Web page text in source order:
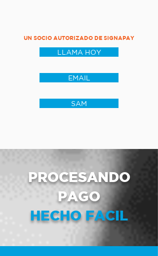
UN SOCIO AUTORIZADO DE SIGNAPAY
LLAMA HOY
EMAIL
SAM
PROCESANDO
PAGO
HECHO FACIL